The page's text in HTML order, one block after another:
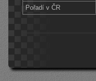
Pořadí v ČR